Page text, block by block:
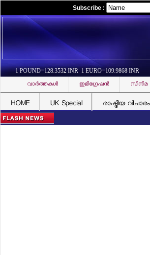
Subscribe :
1 POUND=128.3532 INR 1 EURO=109.9868 INR
വാര്‍ത്തകള്‍ ഇമിഗ്രേഷന്‍ സിനിമ
HOME UK Special രാഷ്ട്രീയ വിചാരം